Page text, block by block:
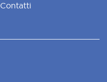
Contatti